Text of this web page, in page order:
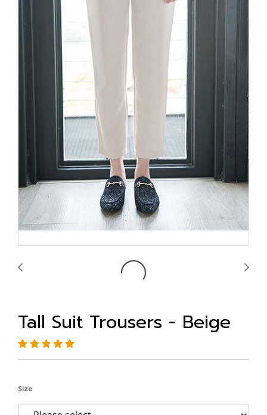
Tall Suit Trousers - Beige
Size